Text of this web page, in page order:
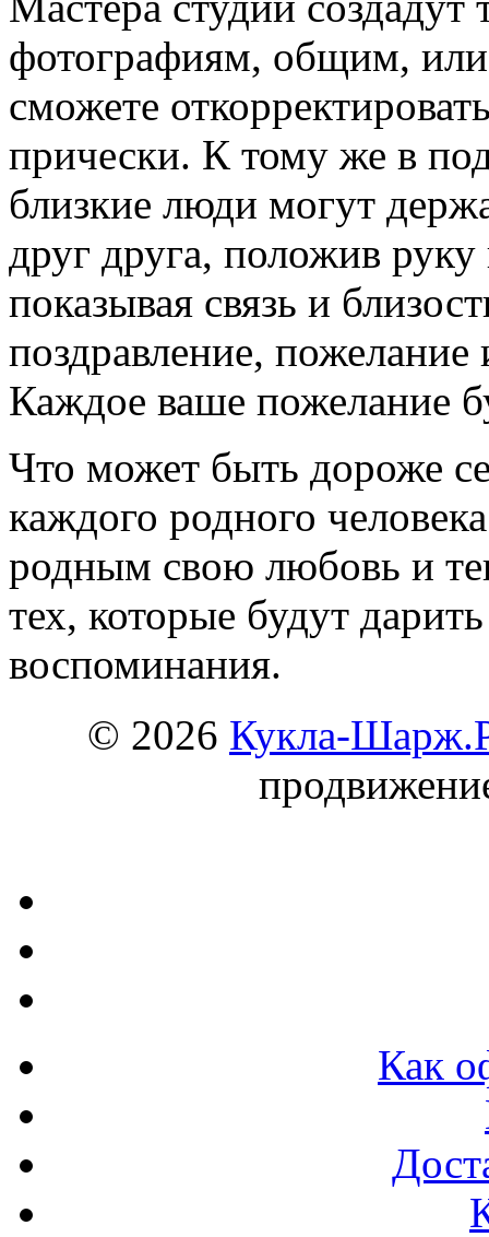
фотографиям, общим,
сможете
прически. К тому же в
близкие люди могут
друг друга, положив
показывая связь и
поздравление,
Каждое ваше пожелание
Что может быть дороже
каждого родного
родным свою любовь и
тех, которые будут
воспоминания.
© 2026 Кукла-
Как